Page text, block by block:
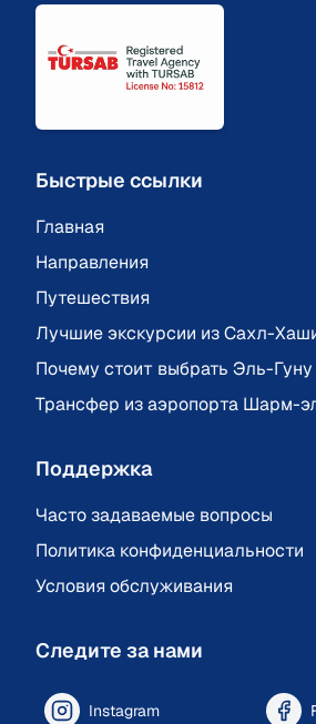
Быстрые ссылки
Главная
Направления
Путешествия
Лучшие экскурсии из Сахл-
Почему стоит выбрать Эль-
Трансфер из аэропорта Шарм-
Поддержка
Часто задаваемые вопросы
Политика конфиденциальности
Условия обслуживания
Следите за нами
Instagram